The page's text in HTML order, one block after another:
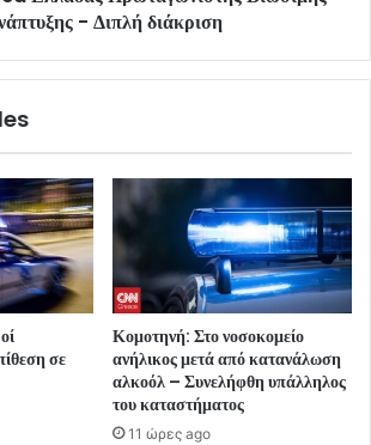
- Διπλή διάκριση
σε
Κομοτηνή: Στο νοσοκομείο
ανήλικος μετά από κατανάλωση
αλκοόλ – Συνελήφθη υπάλληλος
του καταστήματος
11 ώρες ago